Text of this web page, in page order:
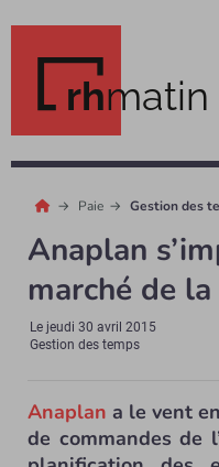
rhmatin
Paie Gestion des
Anaplan
marché de
Le jeudi 30 avril 2015
Gestion des temps
Anaplan a le vent
de commandes de